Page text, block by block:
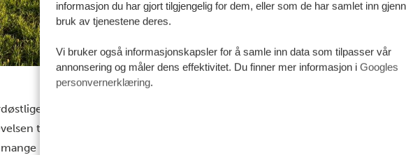
informasjon du har gjort tilgjengelig for dem, eller som de har samlet inn
bruk av tjenestene deres.
Vi bruker også informasjonskapsler for å samle inn data som tilpasser vår
annonsering og måler dens effektivitet. Du finner mer informasjon i Googles
personvernerklæring.
delen av Serengeti og i nærheten av Ikorongo viltreservat, og her
til et helt nytt nivå. Her kan du ta det helt med ro, vel vitende om at
moderne bekvemmeligheter.